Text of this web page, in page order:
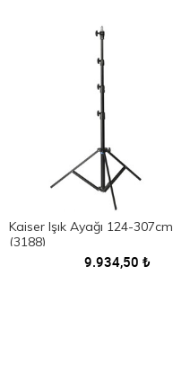
Kaiser Işık Ayağı 124-307cm
(3188)
9.934,50 ₺